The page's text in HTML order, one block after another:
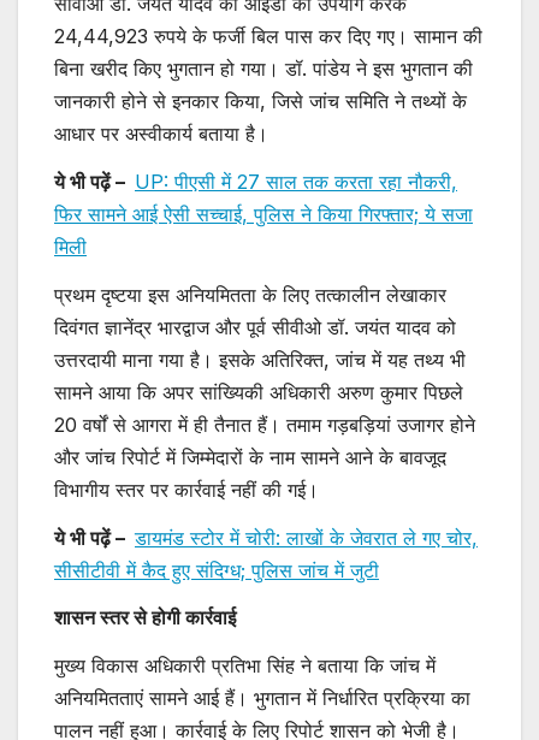
24,44,923 रुपये के फर्जी बिल पास कर दिए गए। सामान की
बिना खरीद किए भुगतान हो गया। डॉ. पांडेय ने इस भुगतान की
जानकारी होने से इनकार किया, जिसे जांच समिति ने तथ्यों के
आधार पर अस्वीकार्य बताया है।
ये भी पढ़ें – UP: पीएसी में 27 साल तक करता रहा नौकरी,
फिर सामने आई ऐसी सच्चाई, पुलिस ने किया गिरफ्तार; ये सजा
मिली
प्रथम दृष्टया इस अनियमितता के लिए तत्कालीन लेखाकार
दिवंगत ज्ञानेंद्र भारद्वाज और पूर्व सीवीओ डॉ. जयंत यादव को
उत्तरदायी माना गया है। इसके अतिरिक्त, जांच में यह तथ्य भी
सामने आया कि अपर सांख्यिकी अधिकारी अरुण कुमार पिछले
20 वर्षों से आगरा में ही तैनात हैं। तमाम गड़बड़ियां उजागर होने
और जांच रिपोर्ट में जिम्मेदारों के नाम सामने आने के बावजूद
विभागीय स्तर पर कार्रवाई नहीं की गई।
ये भी पढ़ें –डायमंड स्टोर में चोरी: लाखों के जेवरात ले गए चोर,
सीसीटीवी में कैद हुए संदिग्ध; पुलिस जांच में जुटी
शासन स्तर से होगी कार्रवाई
मुख्य विकास अधिकारी प्रतिभा सिंह ने बताया कि जांच में
अनियमितताएं सामने आई हैं। भुगतान में निर्धारित प्रक्रिया का
पालन नहीं हुआ। कार्रवाई के लिए रिपोर्ट शासन को भेजी है।